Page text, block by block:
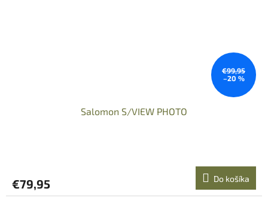
€99,95
–20 %
Salomon S/VIEW PHOTO
€79,95 Do košíka